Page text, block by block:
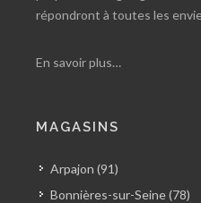
répondront à toutes les
En savoir plus…
MAGASINS
Arpajon (91)
Bonnières-sur-Seine (78)